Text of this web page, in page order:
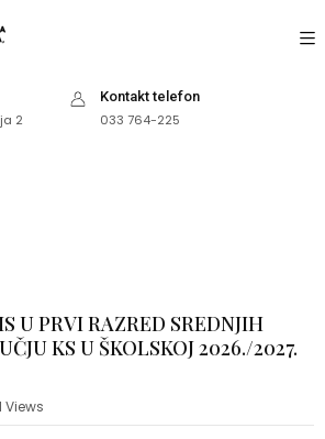
2
Kontakt telefon
033 764-225
U PRVI RAZRED SREDNJIH
KS U ŠKOLSKOJ 2026./2027.
Views